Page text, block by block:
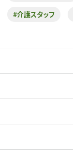
#介護スタッフ